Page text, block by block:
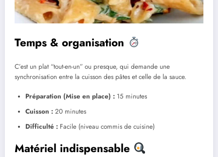
Temps & organisation
C’est un plat “tout-en-un” ou presque, qui demande une
synchronisation entre la cuisson des pâtes et celle de la sauce.
Préparation (Mise en place) : 15 minutes
Cuisson : 20 minutes
Difficulté : Facile (niveau commis de cuisine)
Matériel indispensable